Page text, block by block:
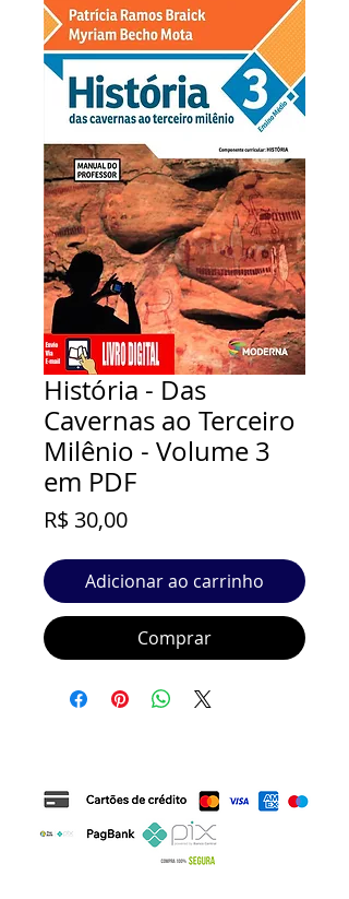
História - Das
Cavernas ao Terceiro
Milênio - Volume 3
em PDF
R$ 30,00Preço
Adicionar ao carrinho
Comprar